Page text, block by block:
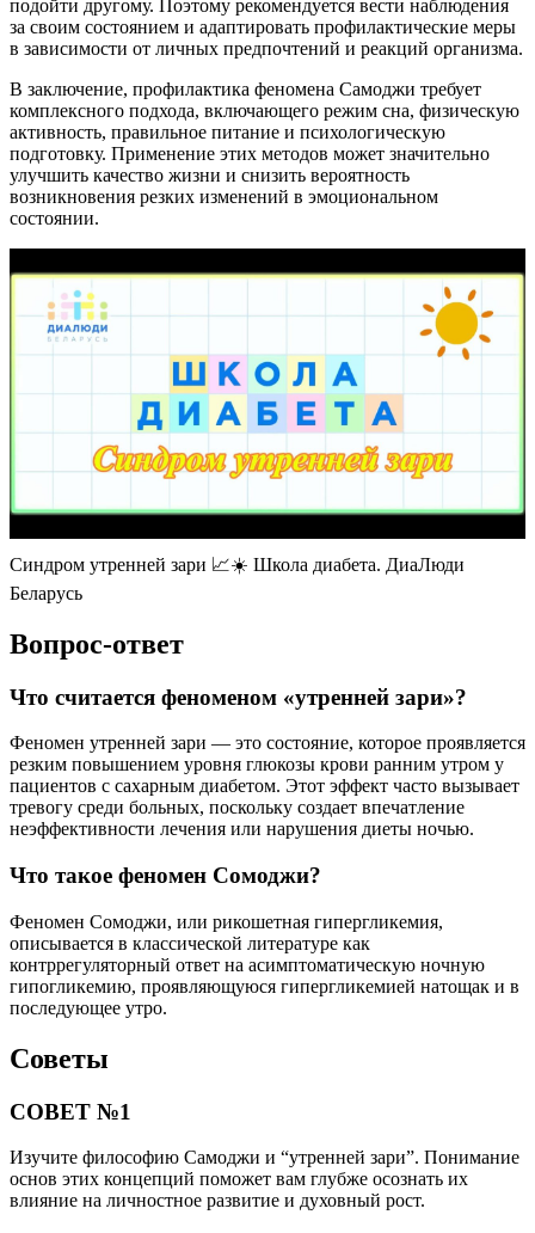
подойти другому. Поэтому рекомендуется вести наблюдения
за своим состоянием и адаптировать профилактические меры
в зависимости от личных предпочтений и реакций организма.
В заключение, профилактика феномена Самоджи требует
комплексного подхода, включающего режим сна, физическую
активность, правильное питание и психологическую
подготовку. Применение этих методов может значительно
улучшить качество жизни и снизить вероятность
возникновения резких изменений в эмоциональном
состоянии.
Синдром утренней зари 📈☀️ Школа диабета. ДиаЛюди
Беларусь
Вопрос-ответ
Что считается феноменом «утренней зари»?
Феномен утренней зари — это состояние, которое проявляется
резким повышением уровня глюкозы крови ранним утром у
пациентов с сахарным диабетом. Этот эффект часто вызывает
тревогу среди больных, поскольку создает впечатление
неэффективности лечения или нарушения диеты ночью.
Что такое феномен Сомоджи?
Феномен Сомоджи, или рикошетная гипергликемия,
описывается в классической литературе как
контррегуляторный ответ на асимптоматическую ночную
гипогликемию, проявляющуюся гипергликемией натощак и в
последующее утро.
Советы
СОВЕТ №1
Изучите философию Самоджи и “утренней зари”. Понимание
основ этих концепций поможет вам глубже осознать их
влияние на личностное развитие и духовный рост.